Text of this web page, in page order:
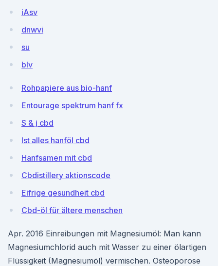
iAsv
dnwvi
su
blv
Rohpapiere aus bio-hanf
Entourage spektrum hanf fx
S & j cbd
Ist alles hanföl cbd
Hanfsamen mit cbd
Cbdistillery aktionscode
Eifrige gesundheit cbd
Cbd-öl für ältere menschen
Apr. 2016 Einreibungen mit Magnesiumöl: Man kann
Magnesiumchlorid auch mit Wasser zu einer ölartigen
Flüssigkeit (Magnesiumöl) vermischen. Osteoporose